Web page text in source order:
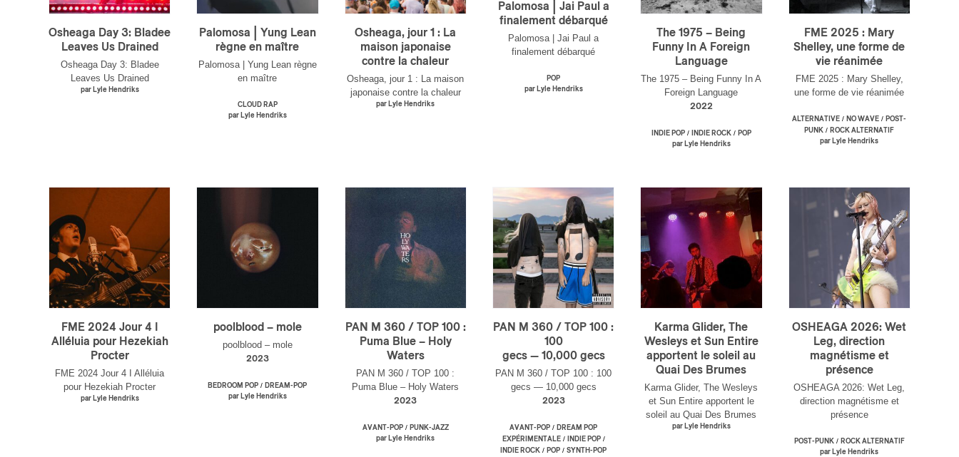
Osheaga Day 3: Bladee
Leaves Us Drained
Osheaga Day 3: Bladee
Leaves Us Drained
par Lyle Hendriks
Palomosa | Yung Lean
règne en maître
Palomosa | Yung Lean règne
en maître
CLOUD RAP
par Lyle Hendriks
Osheaga, jour 1 : La
maison japonaise
contre la chaleur
Osheaga, jour 1 : La maison
japonaise contre la chaleur
par Lyle Hendriks
Palomosa | Jai Paul a
finalement débarqué
Palomosa | Jai Paul a
finalement débarqué
POP
par Lyle Hendriks
The 1975 – Being
Funny In A Foreign
Language
The 1975 – Being Funny In A
Foreign Language
2022
INDIE POP/ INDIE ROCK/ POP
par Lyle Hendriks
FME 2025 : Mary
Shelley, une forme de
vie réanimée
FME 2025 : Mary Shelley,
une forme de vie réanimée
ALTERNATIVE / NO WAVE / POST-
PUNK / ROCK ALTERNATIF
par Lyle Hendriks
FME 2024 Jour 4 I
Alléluia pour Hezekiah
Procter
FME 2024 Jour 4 I Alléluia
pour Hezekiah Procter
par Lyle Hendriks
poolblood – mole
poolblood – mole
2023
BEDROOM POP / DREAM-POP
par Lyle Hendriks
PAN M 360 / TOP 100 :
Puma Blue – Holy
Waters
PAN M 360 / TOP 100 :
Puma Blue – Holy Waters
2023
AVANT-POP/ PUNK-JAZZ
par Lyle Hendriks
PAN M 360 / TOP 100 :
100
gecs — 10,000 gecs
PAN M 360 / TOP 100 : 100
gecs — 10,000 gecs
2023
AVANT-POP / DREAM POP
EXPÉRIMENTALE/ INDIE POP/
INDIE ROCK / POP /SYNTH-POP
Karma Glider, The
Wesleys et Sun Entire
apportent le soleil au
Quai Des Brumes
Karma Glider, The Wesleys
et Sun Entire apportent le
soleil au Quai Des Brumes
par Lyle Hendriks
OSHEAGA 2026: Wet
Leg, direction
magnétisme et
présence
OSHEAGA 2026: Wet Leg,
direction magnétisme et
présence
POST-PUNK/ ROCK ALTERNATIF
par Lyle Hendriks